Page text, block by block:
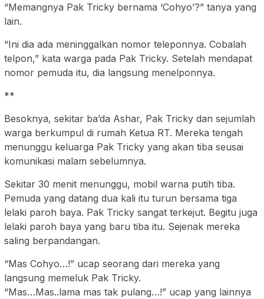
“Memangnya Pak Tricky bernama ‘Cohyo’?” tanya yang
lain.
“Ini dia ada meninggalkan nomor teleponnya. Cobalah
telpon,” kata warga pada Pak Tricky. Setelah mendapat
nomor pemuda itu, dia langsung menelponnya.
**
Besoknya, sekitar ba’da Ashar, Pak Tricky dan sejumlah
warga berkumpul di rumah Ketua RT. Mereka tengah
menunggu keluarga Pak Tricky yang akan tiba seusai
komunikasi malam sebelumnya.
Sekitar 30 menit menunggu, mobil warna putih tiba.
Pemuda yang datang dua kali itu turun bersama tiga
lelaki paroh baya. Pak Tricky sangat terkejut. Begitu juga
lelaki paroh baya yang baru tiba itu. Sejenak mereka
saling berpandangan.
“Mas Cohyo…!” ucap seorang dari mereka yang
langsung memeluk Pak Tricky.
“Mas…Mas..lama mas tak pulang…!” ucap yang lainnya